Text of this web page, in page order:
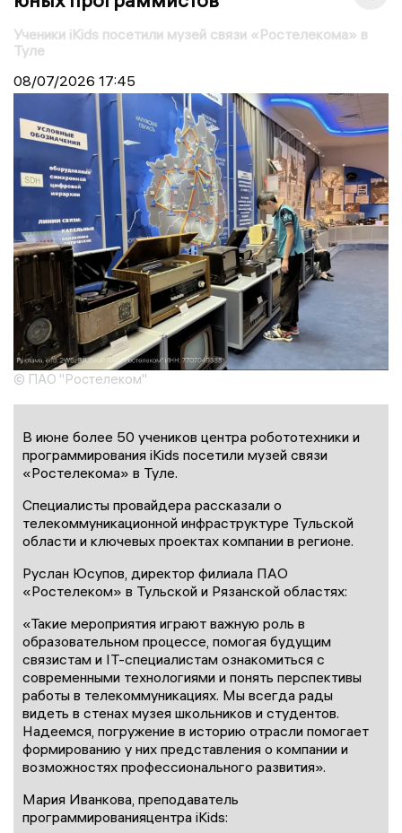
Ученики iKids посетили музей связи «Ростелекома» в
Туле
08/07/2026 17:45
© ПАО "Ростелеком"
В июне более 50 учеников центра робототехники и
программирования iKids посетили музей связи
«Ростелекома» в Туле.
Специалисты провайдера рассказали о
телекоммуникационной инфраструктуре Тульской
области и ключевых проектах компании в регионе.
Руслан Юсупов, директор филиала ПАО
«Ростелеком» в Тульской и Рязанской областях:
«Такие мероприятия играют важную роль в
образовательном процессе, помогая будущим
связистам и IT-специалистам ознакомиться с
современными технологиями и понять перспективы
работы в телекоммуникациях. Мы всегда рады
видеть в стенах музея школьников и студентов.
Надеемся, погружение в историю отрасли помогает
формированию у них представления о компании и
возможностях профессионального развития».
Мария Иванкова, преподаватель
программированияцентра iKids: